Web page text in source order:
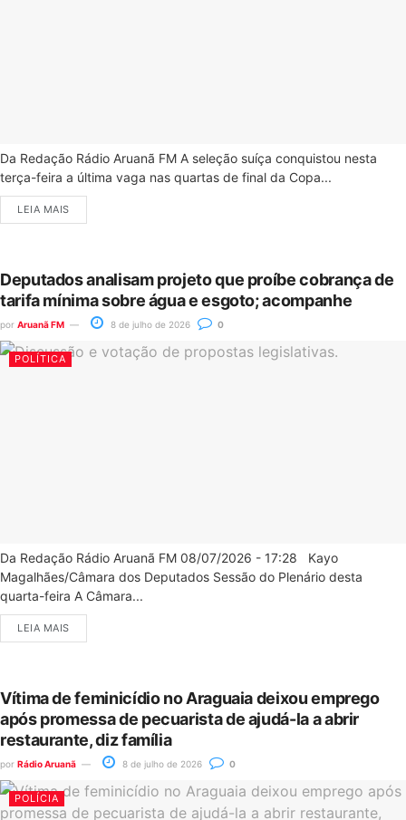
Da Redação Rádio Aruanã FM A seleção suíça conquistou nesta
terça-feira a última vaga nas quartas de final da Copa...
LEIA MAIS
Deputados analisam projeto que proíbe cobrança de
tarifa mínima sobre água e esgoto; acompanhe
por Aruanã FM 8 de julho de 2026 0
POLÍTICA
Da Redação Rádio Aruanã FM 08/07/2026 - 17:28 Kayo
Magalhães/Câmara dos Deputados Sessão do Plenário desta
quarta-feira A Câmara...
LEIA MAIS
Vítima de feminicídio no Araguaia deixou emprego
após promessa de pecuarista de ajudá-la a abrir
restaurante, diz família
por Rádio Aruanã 8 de julho de 2026 0
POLÍCIA